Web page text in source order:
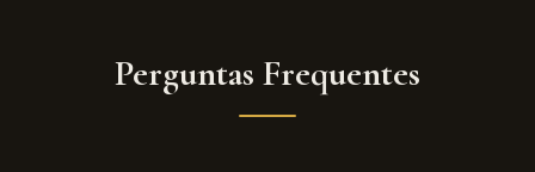
Perguntas Frequentes